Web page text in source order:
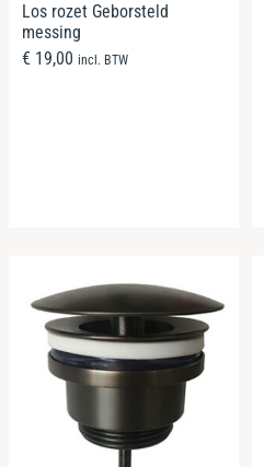
Los rozet Geborsteld
messing
€ 19,00 incl. BTW